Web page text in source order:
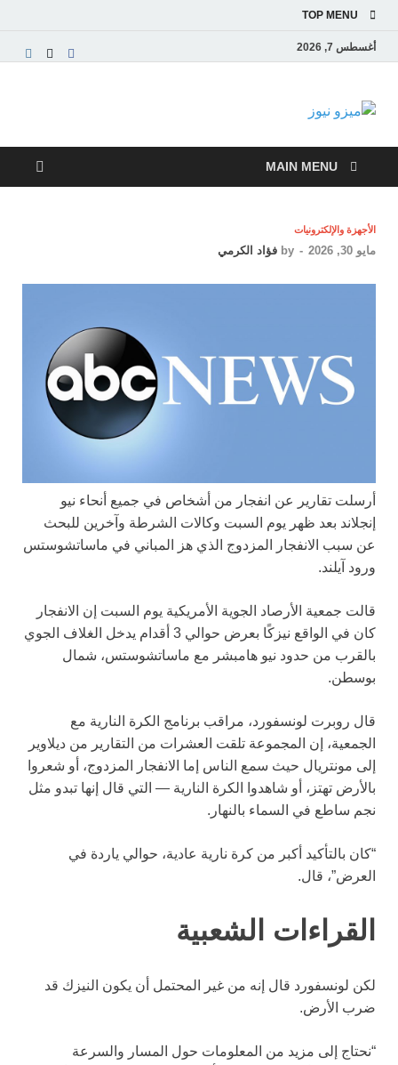
TOP MENU
أغسطس 7, 2026
ميزو نيوز
والاقتصادية
MAIN MENU
الأجهزة والإلكترونيات
مايو 30, 2026 -
by فؤاد الكرمي
أرسلت تقارير عن انفجار من أشخاص في جميع أنحاء نيو
إنجلاند بعد ظهر يوم السبت وكالات الشرطة وآخرين للبحث
عن سبب الانفجار المزدوج الذي هز المباني في ماساتشوستس
ورود آيلند.
قالت جمعية الأرصاد الجوية الأمريكية يوم السبت إن الانفجار
كان في الواقع نيزكًا بعرض حوالي 3 أقدام يدخل الغلاف الجوي
بالقرب من حدود نيو هامبشر مع ماساتشوستس، شمال
بوسطن.
قال روبرت لونسفورد، مراقب برنامج الكرة النارية مع
الجمعية، إن المجموعة تلقت العشرات من التقارير من ديلاوير
إلى مونتريال حيث سمع الناس إما الانفجار المزدوج، أو شعروا
بالأرض تهتز، أو شاهدوا الكرة النارية — التي قال إنها تبدو مثل
نجم ساطع في السماء بالنهار.
“كان بالتأكيد أكبر من كرة نارية عادية، حوالي ياردة في
العرض”، قال.
القراءات الشعبية
لكن لونسفورد قال إنه من غير المحتمل أن يكون النيزك قد
ضرب الأرض.
“نحتاج إلى مزيد من المعلومات حول المسار والسرعة